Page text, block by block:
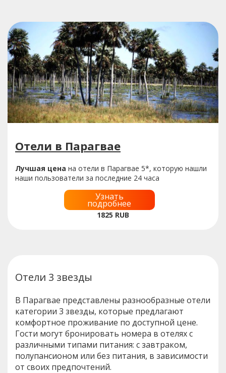
Отели в Парагвае
Лучшая цена на отели в Парагвае 5*, которую нашли
наши пользователи за последние 24 часа
Узнать
подробнее
1825 RUB
Отели 3 звезды
В Парагвае представлены разнообразные отели
категории 3 звезды, которые предлагают
комфортное проживание по доступной цене.
Гости могут бронировать номера в отелях с
различными типами питания: с завтраком,
полупансионом или без питания, в зависимости
от своих предпочтений.